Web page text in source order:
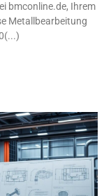
bmconline.de, Ihrem
Metallbearbeitung